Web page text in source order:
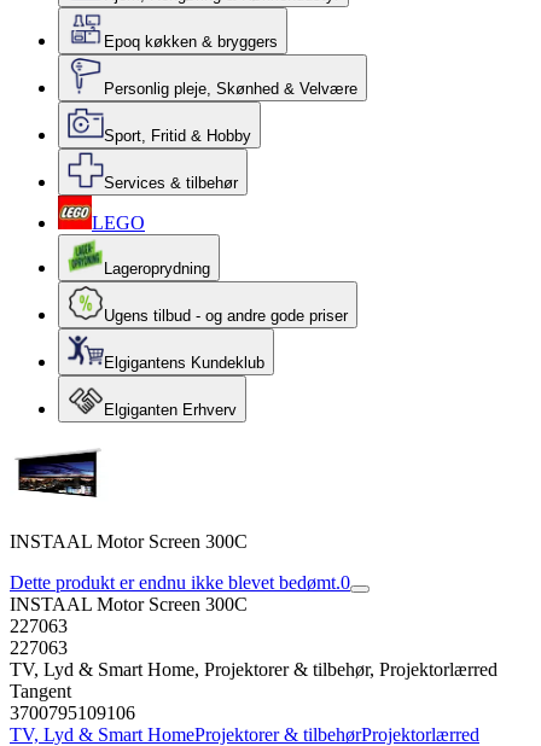
Epoq køkken & bryggers
Personlig pleje, Skønhed & Velvære
Sport, Fritid & Hobby
Services & tilbehør
LEGO
Lageroprydning
Ugens tilbud - og andre gode priser
Elgigantens Kundeklub
Elgiganten Erhverv
INSTAAL Motor Screen 300C
Dette produkt er endnu ikke blevet bedømt.0
INSTAAL Motor Screen 300C
227063
227063
TV, Lyd & Smart Home, Projektorer & tilbehør, Projektorlærred
Tangent
3700795109106
TV, Lyd & Smart HomeProjektorer & tilbehørProjektorlærred